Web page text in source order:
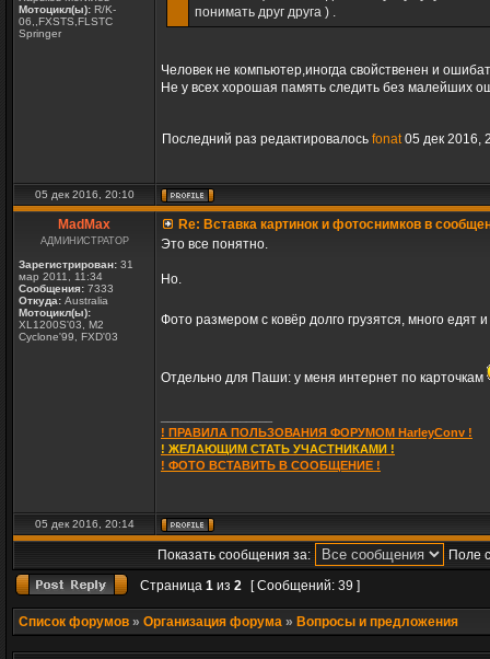
Мотоцикл(ы): R/K-
06,,FXSTS,FLSTC
Springer
понимать друг друга ) .
Человек не компьютер,иногда свойственен и
Не у всех хорошая память следить без малейших
Последний раз редактировалось fonat05 дек 2016,
05 дек 2016, 20:10
MadMax
АДМИНИСТРАТОР
Зарегистрирован: 31
мар 2011, 11:34
Сообщения: 7333
Откуда: Australia
Мотоцикл(ы):
XL1200S'03, M2
Cyclone'99, FXD'03
Re: Вставка картинок и фотоснимков в
Это все понятно.
Но.
Фото размером с ковёр долго грузятся, много едят
Отдельно для Паши: у меня интернет по карточкам
! ПРАВИЛА ПОЛЬЗОВАНИЯ ФОРУМОМ HarleyConv !
! ЖЕЛАЮЩИМ СТАТЬ УЧАСТНИКАМИ !
! ФОТО ВСТАВИТЬ В СООБЩЕНИЕ !
05 дек 2016, 20:14
Показать сообщения за:
Поле
Страница 1 из 2 [ Сообщений: 39 ]
Список форумов » Организация форума » Вопросы и предложения